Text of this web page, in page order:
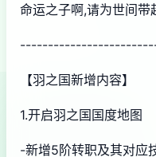
命运之子啊,请为世间带
【羽之国新增内容】
1.开启羽之国国度地图
-新增5阶转职及其对应